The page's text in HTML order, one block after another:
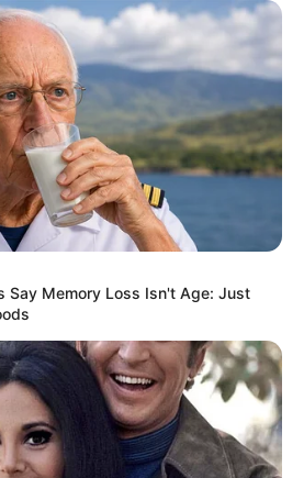
Anti
Konyol
Malam
yang Bikin
Say Memory Loss Isn't Age: Just